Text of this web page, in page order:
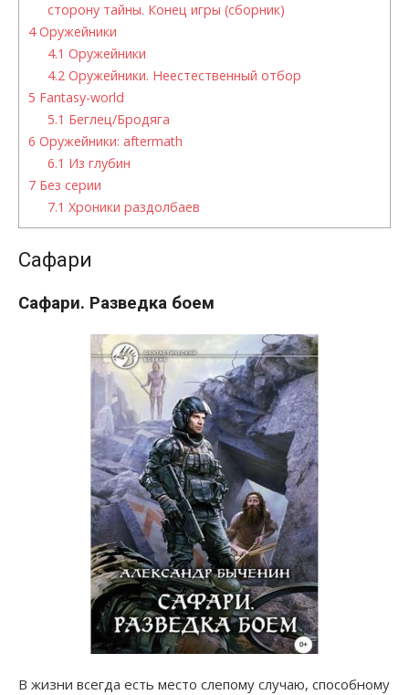
сторону тайны. Конец игры (сборник)
4Оружейники
4.1 Оружейники
4.2 Оружейники. Неестественный отбор
5 Fantasy-world
5.1 Беглец/Бродяга
6 Оружейники: aftermath
6.1 Из глубин
7 Без серии
7.1 Хроники раздолбаев
Сафари
Сафари. Разведка боем
В жизни всегда есть место слепому случаю, способному